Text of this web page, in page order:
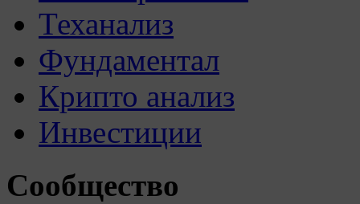
Теханализ
Фундаментал
Крипто анализ
Инвестиции
Сообщество